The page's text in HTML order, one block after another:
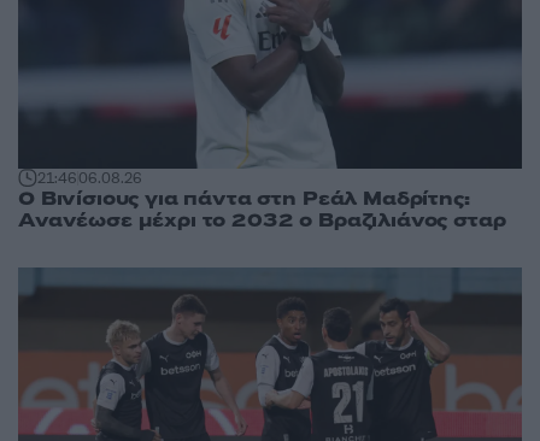
21:4606.08.26
Ο Βινίσιους για πάντα στη Ρεάλ Μαδρίτης:
Ανανέωσε μέχρι το 2032 ο Βραζιλιάνος σταρ